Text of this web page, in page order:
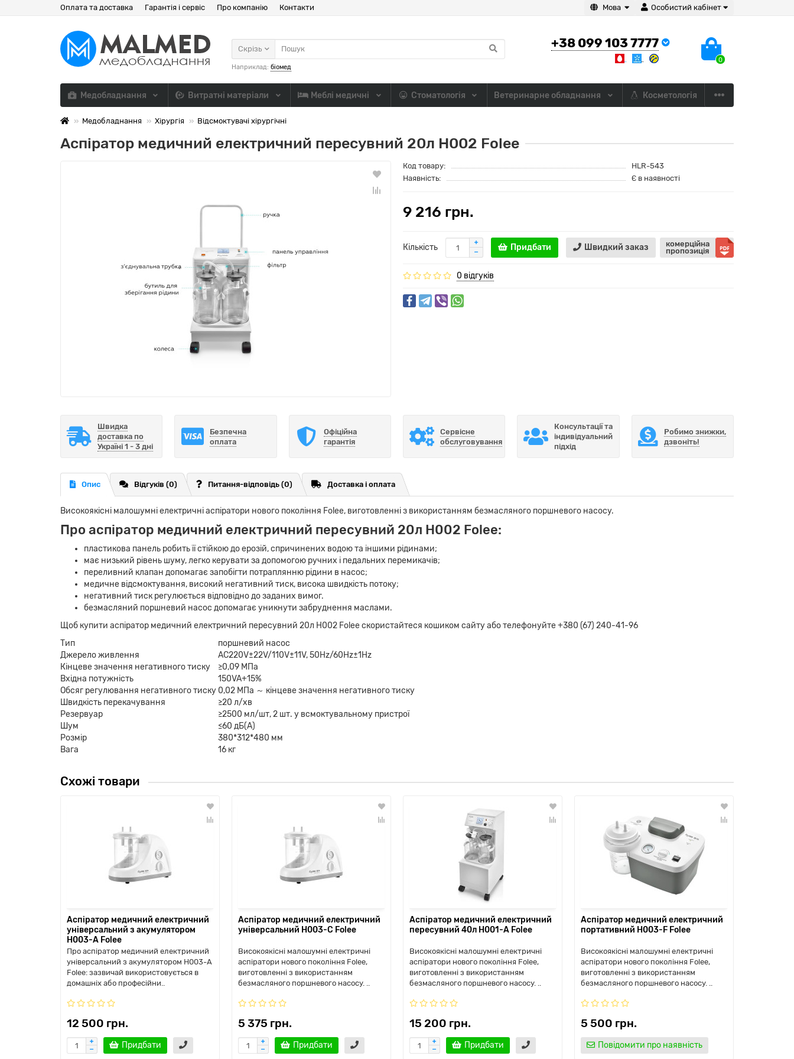
Особистий кабінет
Мова
Оплата та доставка Гарантія і сервіс Про компанію Контакти
+38 099 103 7777
0
Скрізь
Наприклад: біомед
Медобладнання Витратні матеріали Меблі медичні Стоматологія Ветеринарне обладнання Косметологія
Медобладнання Хірургія Відсмоктувачі хірургічні
Аспіратор медичний електричний пересувний 20л H002 Folee
Код товару:
HLR-543
Наявність:
Є в наявності
9 216 грн.
Кількість Придбати Швидкий заказ
комерційна
пропозиція
0 відгуків
Швидка
доставка по
Україні 1 - 3 дні
Безпечна
оплата
Офіційна
гарантія
Сервісне
обслуговування
Консультації та
індивідуальний
підхід
Робимо знижки,
дзвоніть!
Опис Відгуків (0) Питання-відповідь (0) Доставка і оплата
Високоякісні малошумні електричні аспіратори нового покоління Folee, виготовленні з використанням безмасляного поршневого насосу.
Про аспіратор медичний електричний пересувний 20л H002 Folee:
пластикова панель робить її стійкою до ерозій, спричинених водою та іншими рідинами;
має низький рівень шуму, легко керувати за допомогою ручних і педальних перемикачів;
переливний клапан допомагає запобігти потраплянню рідини в насос;
медичне відсмоктування, високий негативний тиск, висока швидкість потоку;
негативний тиск регулюється відповідно до заданих вимог.
безмасляний поршневий насос допомагає уникнути забруднення маслами.
Щоб купити аспіратор медичний електричний пересувний 20л H002 Folee скористайтеся кошиком сайту або телефонуйте +380 (67) 240-41-96
Тип
поршневий насос
Джерело живлення
AC220V±22V/110V±11V, 50Hz/60Hz±1Hz
Кінцеве значення негативного тиску
≥0,09 МПа
Вхідна потужність
150VA+15%
Обсяг регулювання негативного тиску0,02 МПа ～ кінцеве значення негативного тиску
Швидкість перекачування
≥20 л/хв
Резервуар
≥2500 мл/шт, 2 шт. у всмоктувальному пристрої
Шум
≤60 дБ(A)
Розмір
380*312*480 мм
Вага
16 кг
Схожі товари
Аспіратор медичний електричний
універсальний з акумулятором
H003-А Folee
Про аспіратор медичний електричний
універсальний з акумулятором H003-А
Folee: зазвичай використовується в
домашніх або професійни..
12 500 грн.
Придбати
Аспіратор медичний електричний
універсальний H003-C Folee
Високоякісні малошумні електричні
аспіратори нового покоління Folee,
виготовленні з використанням
безмасляного поршневого насосу. ..
5 375 грн.
Придбати
Аспіратор медичний електричний
пересувний 40л H001-A Folee
Високоякісні малошумні електричні
аспіратори нового покоління Folee,
виготовленні з використанням
безмасляного поршневого насосу. ..
15 200 грн.
Придбати
Аспіратор медичний електричний
портативний H003-F Folee
Високоякісні малошумні електричні
аспіратори нового покоління Folee,
виготовленні з використанням
безмасляного поршневого насосу. ..
5 500 грн.
Повідомити про наявність